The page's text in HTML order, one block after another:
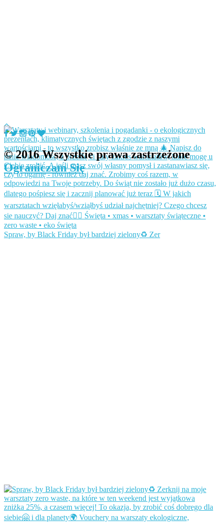
Spraw, by Black Friday był bardziej zielony♻️ Zer
© 2016 Wszystkie prawa zastrzeżone
Ograniczam Się